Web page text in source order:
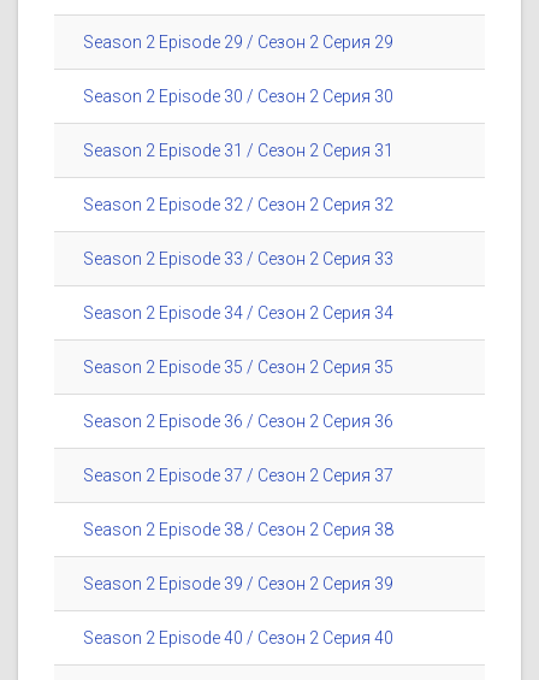
Season 2 Episode 29 / Сезон 2 Серия 29
Season 2 Episode 30 / Сезон 2 Серия 30
Season 2 Episode 31 / Сезон 2 Серия 31
Season 2 Episode 32 / Сезон 2 Серия 32
Season 2 Episode 33 / Сезон 2 Серия 33
Season 2 Episode 34 / Сезон 2 Серия 34
Season 2 Episode 35 / Сезон 2 Серия 35
Season 2 Episode 36 / Сезон 2 Серия 36
Season 2 Episode 37 / Сезон 2 Серия 37
Season 2 Episode 38 / Сезон 2 Серия 38
Season 2 Episode 39 / Сезон 2 Серия 39
Season 2 Episode 40 / Сезон 2 Серия 40